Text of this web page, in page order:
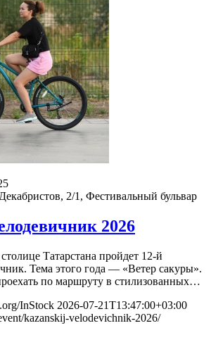
2/1, Фестивальный бульвар
2026
Татарстана пройдет 12-й
Тема этого года — «Ветер сакуры».
по маршруту в стилизованных…
InStock 2026-07-21T13:47:00+03:00
kazanskij-velodevichnik-2026/